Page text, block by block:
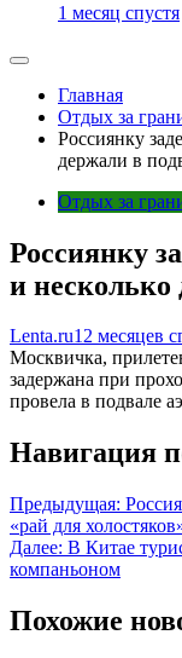
1 месяц спустя
Главная
Отдых за
Россиянку
держали в
Отдых за
Россиянку
и несколько
Lenta.ru12 месяцев
Москвичка,
задержана при
провела в подвале
Навигация
Предыдущая:
«рай для
Далее: В Китае
компаньоном
Похожие